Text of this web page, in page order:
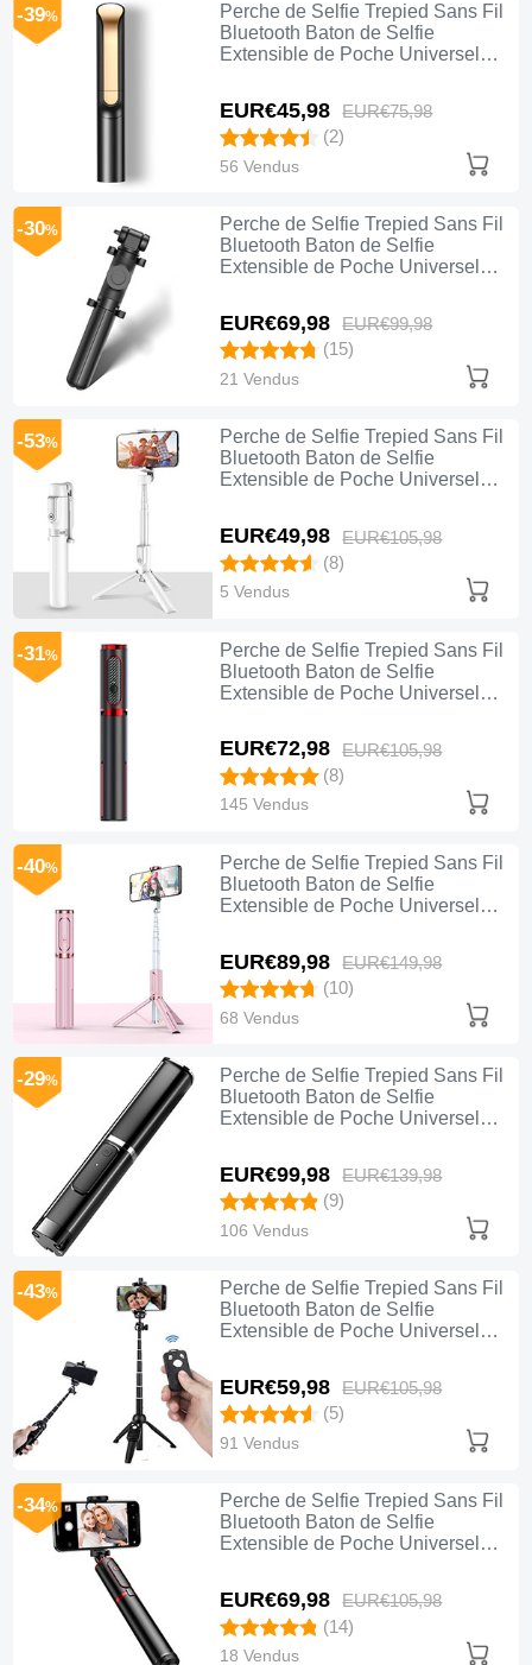
Perche de Selfie Trepied Sans Fil
Bluetooth Baton de Selfie
Extensible de Poche Universel
EUR€45,98 EUR€75,98
-39%
(2)
56 Vendus
Perche de Selfie Trepied Sans Fil
Bluetooth Baton de Selfie
Extensible de Poche Universel
EUR€69,98 EUR€99,98
-30%
(15)
21 Vendus
Perche de Selfie Trepied Sans Fil
Bluetooth Baton de Selfie
Extensible de Poche Universel
EUR€49,98 EUR€105,98
-53%
(8)
5 Vendus
Perche de Selfie Trepied Sans Fil
Bluetooth Baton de Selfie
Extensible de Poche Universel
EUR€72,98 EUR€105,98
-31%
(8)
145 Vendus
Perche de Selfie Trepied Sans Fil
Bluetooth Baton de Selfie
Extensible de Poche Universel
EUR€89,98 EUR€149,98
-40%
(10)
68 Vendus
Perche de Selfie Trepied Sans Fil
Bluetooth Baton de Selfie
Extensible de Poche Universel
EUR€99,98 EUR€139,98
-29%
(9)
106 Vendus
Perche de Selfie Trepied Sans Fil
Bluetooth Baton de Selfie
Extensible de Poche Universel
EUR€59,98 EUR€105,98
-43%
(5)
91 Vendus
Perche de Selfie Trepied Sans Fil
Bluetooth Baton de Selfie
Extensible de Poche Universel
EUR€69,98 EUR€105,98
-34%
(14)
18 Vendus